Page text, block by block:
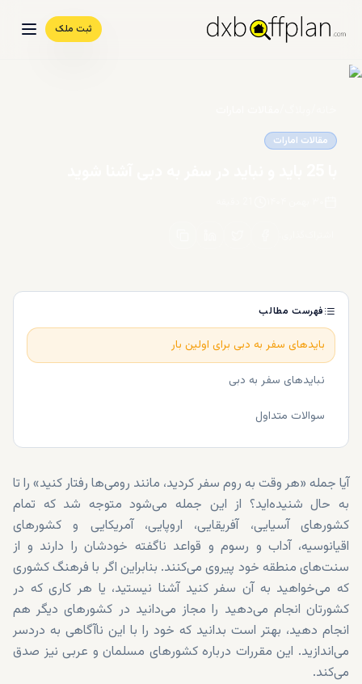
ثبت ملک
مقالات امارات
فهرست مطالب
بایدهای سفر به دبی برای اولین بار
نبایدهای سفر به دبی
سوالات متداول
آیا جمله «هر وقت به روم سفر کردید، مانند رومی‌ها رفتار کنید» را تا
به حال شنیده‌اید؟ از این جمله می‌شود متوجه شد که تمام
کشورهای آسیایی، آفریقایی، اروپایی، آمریکایی و کشورهای
اقیانوسیه، آداب و رسوم و قواعد ناگفته خودشان را دارند و از
سنت‌های منطقه خود پیروی می‌کنند. بنابراین اگر با فرهنگ کشوری
که می‌خواهید به آن سفر کنید آشنا نیستید، یا هر کاری که در
کشورتان انجام می‌دهید را مجاز می‌دانید در کشورهای دیگر هم
انجام دهید، بهتر است بدانید که خود را با این ناآگاهی به دردسر
می‌اندازید. این مقررات درباره کشورهای مسلمان و عربی نیز صدق
می‌کند.